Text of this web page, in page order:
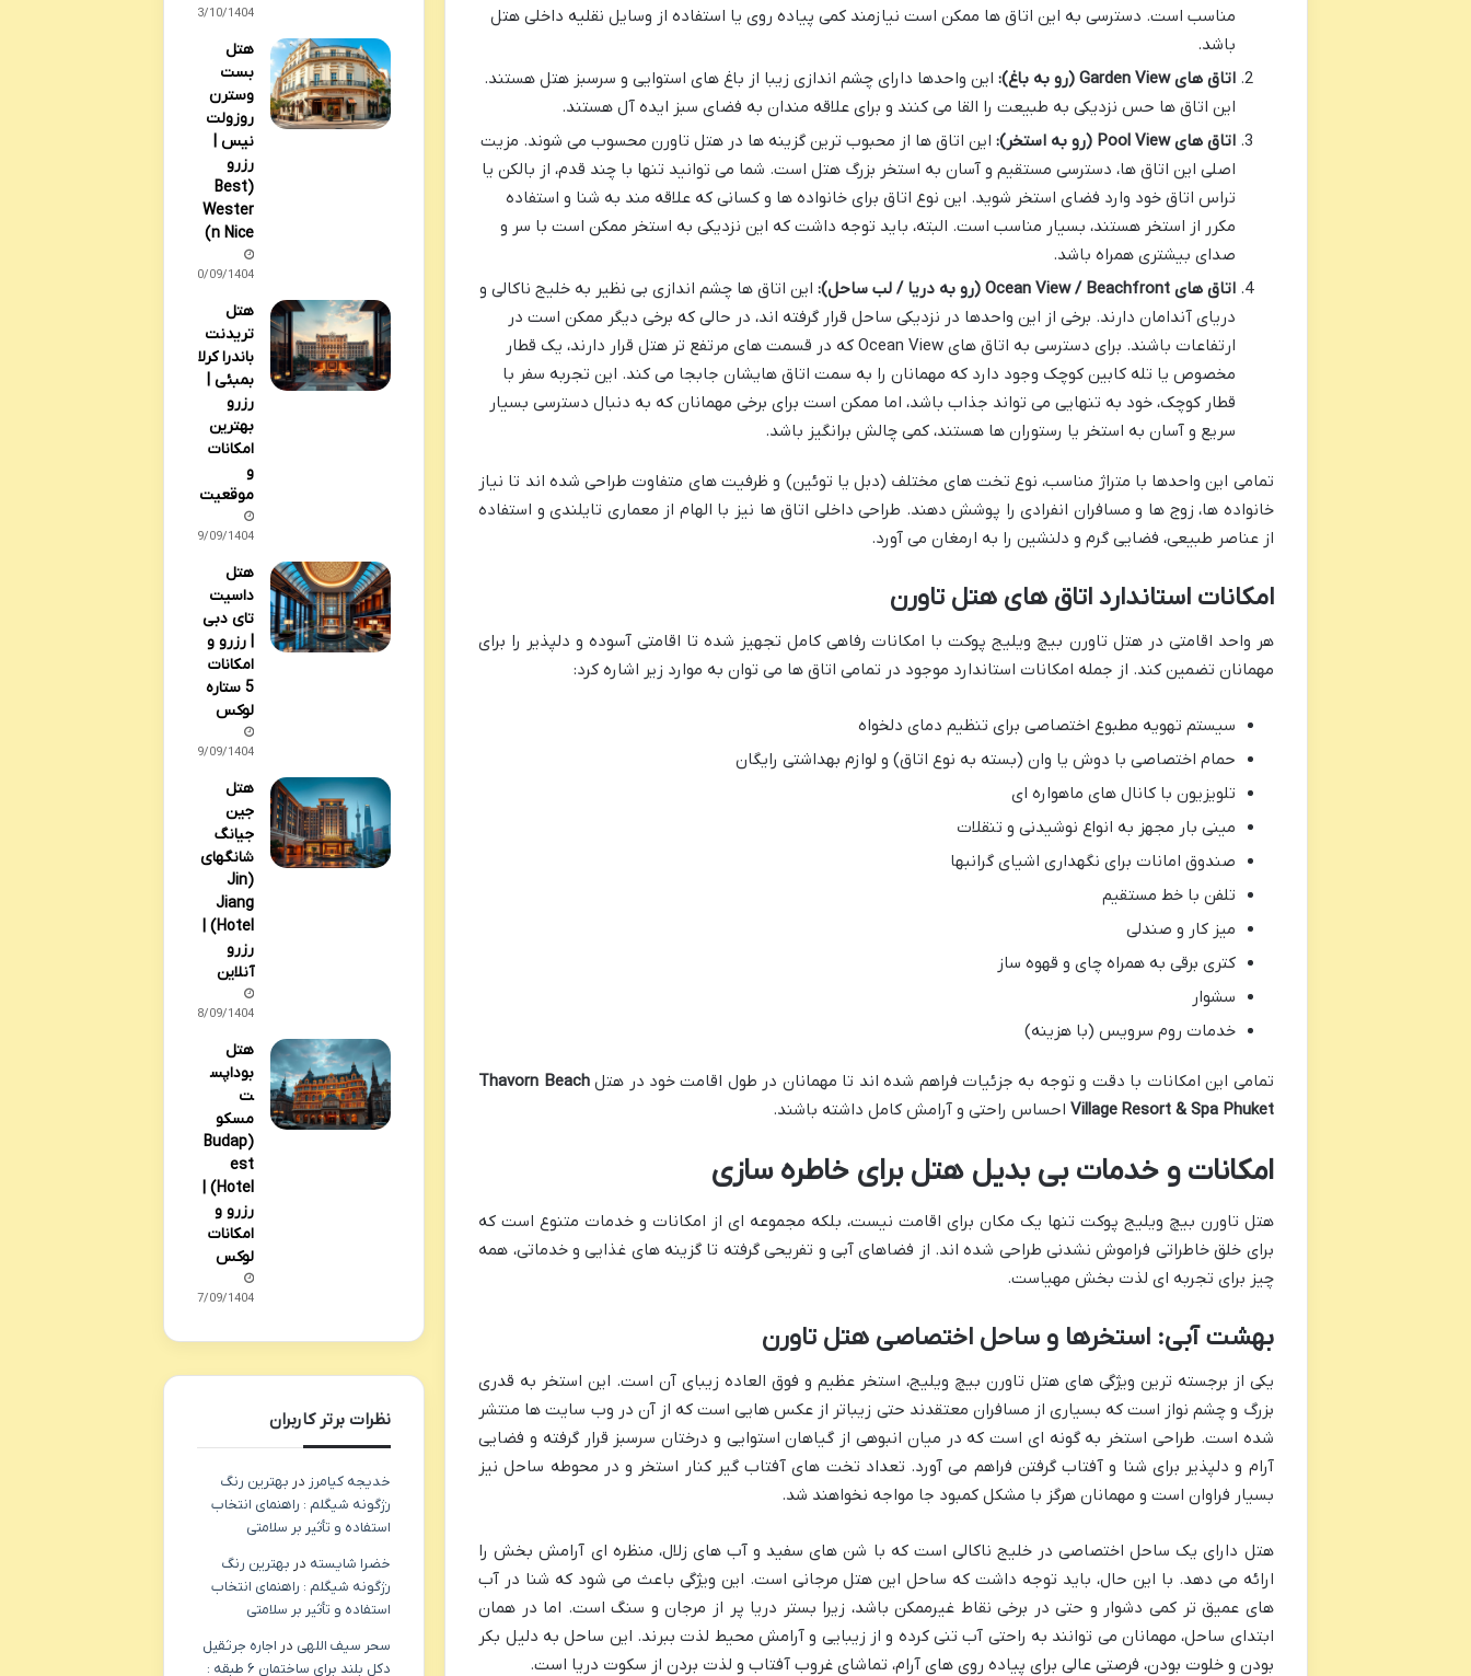
مناسب است. دسترسی به این اتاق ها ممکن است نیازمند کمی پیاده روی یا استفاده از وسایل نقلیه داخلی هتل
باشد.
اتاق های Garden View (رو به باغ):
این واحدها دارای چشم اندازی زیبا از باغ های استوایی و سرسبز هتل هستند.
این اتاق ها حس نزدیکی به طبیعت را القا می کنند و برای علاقه مندان به فضای سبز ایده آل هستند.
اتاق های Pool View (رو به استخر):
این اتاق ها از محبوب ترین گزینه ها در هتل تاورن محسوب می شوند. مزیت
اصلی این اتاق ها، دسترسی مستقیم و آسان به استخر بزرگ هتل است. شما می توانید تنها با چند قدم، از بالکن یا
تراس اتاق خود وارد فضای استخر شوید. این نوع اتاق برای خانواده ها و کسانی که علاقه مند به شنا و استفاده
مکرر از استخر هستند، بسیار مناسب است. البته، باید توجه داشت که این نزدیکی به استخر ممکن است با سر و
صدای بیشتری همراه باشد.
اتاق های Ocean View / Beachfront (رو به دریا / لب ساحل):
این اتاق ها چشم اندازی بی نظیر به خلیج ناکالی و
دریای آندامان دارند. برخی از این واحدها در نزدیکی ساحل قرار گرفته اند، در حالی که برخی دیگر ممکن است در
ارتفاعات باشند. برای دسترسی به اتاق های Ocean View که در قسمت های مرتفع تر هتل قرار دارند، یک قطار
مخصوص یا تله کابین کوچک وجود دارد که مهمانان را به سمت اتاق هایشان جابجا می کند. این تجربه سفر با
قطار کوچک، خود به تنهایی می تواند جذاب باشد، اما ممکن است برای برخی مهمانان که به دنبال دسترسی بسیار
سریع و آسان به استخر یا رستوران ها هستند، کمی چالش برانگیز باشد.
تمامی این واحدها با متراژ مناسب، نوع تخت های مختلف (دبل یا توئین) و ظرفیت های متفاوت طراحی شده اند تا نیاز
خانواده ها، زوج ها و مسافران انفرادی را پوشش دهند. طراحی داخلی اتاق ها نیز با الهام از معماری تایلندی و استفاده
از عناصر طبیعی، فضایی گرم و دلنشین را به ارمغان می آورد.
امکانات استاندارد اتاق های هتل تاورن
هر واحد اقامتی در هتل تاورن بیچ ویلیج پوکت با امکانات رفاهی کامل تجهیز شده تا اقامتی آسوده و دلپذیر را برای
مهمانان تضمین کند. از جمله امکانات استاندارد موجود در تمامی اتاق ها می توان به موارد زیر اشاره کرد:
سیستم تهویه مطبوع اختصاصی برای تنظیم دمای دلخواه
حمام اختصاصی با دوش یا وان (بسته به نوع اتاق) و لوازم بهداشتی رایگان
تلویزیون با کانال های ماهواره ای
مینی بار مجهز به انواع نوشیدنی و تنقلات
صندوق امانات برای نگهداری اشیای گرانبها
تلفن با خط مستقیم
میز کار و صندلی
کتری برقی به همراه چای و قهوه ساز
سشوار
خدمات روم سرویس (با هزینه)
تمامی این امکانات با دقت و توجه به جزئیات فراهم شده اند تا مهمانان در طول اقامت خود در هتلThavorn Beach
Village Resort & Spa Phuket احساس راحتی و آرامش کامل داشته باشند.
امکانات و خدمات بی بدیل هتل برای خاطره سازی
هتل تاورن بیچ ویلیج پوکت تنها یک مکان برای اقامت نیست، بلکه مجموعه ای از امکانات و خدمات متنوع است که
برای خلق خاطراتی فراموش نشدنی طراحی شده اند. از فضاهای آبی و تفریحی گرفته تا گزینه های غذایی و خدماتی، همه
چیز برای تجربه ای لذت بخش مهیاست.
بهشت آبی: استخرها و ساحل اختصاصی هتل تاورن
یکی از برجسته ترین ویژگی های هتل تاورن بیچ ویلیج، استخر عظیم و فوق العاده زیبای آن است. این استخر به قدری
بزرگ و چشم نواز است که بسیاری از مسافران معتقدند حتی زیباتر از عکس هایی است که از آن در وب سایت ها منتشر
شده است. طراحی استخر به گونه ای است که در میان انبوهی از گیاهان استوایی و درختان سرسبز قرار گرفته و فضایی
آرام و دلپذیر برای شنا و آفتاب گرفتن فراهم می آورد. تعداد تخت های آفتاب گیر کنار استخر و در محوطه ساحل نیز
بسیار فراوان است و مهمانان هرگز با مشکل کمبود جا مواجه نخواهند شد.
هتل دارای یک ساحل اختصاصی در خلیج ناکالی است که با شن های سفید و آب های زلال، منظره ای آرامش بخش را
ارائه می دهد. با این حال، باید توجه داشت که ساحل این هتل مرجانی است. این ویژگی باعث می شود که شنا در آب
های عمیق تر کمی دشوار و حتی در برخی نقاط غیرممکن باشد، زیرا بستر دریا پر از مرجان و سنگ است. اما در همان
ابتدای ساحل، مهمانان می توانند به راحتی آب تنی کرده و از زیبایی و آرامش محیط لذت ببرند. این ساحل به دلیل بکر
بودن و خلوت بودن، فرصتی عالی برای پیاده روی های آرام، تماشای غروب آفتاب و لذت بردن از سکوت دریا است.
03/10/1404
هتل
بست
وسترن
روزولت
نیس |
رزرو
(Best
Wester
n Nice)
30/09/1404
هتل
تریدنت
باندرا کرلا
بمبئی |
رزرو
بهترین
امکانات
و
موقعیت
29/09/1404
هتل
داسیت
تای دبی
| رزرو و
امکانات
5 ستاره
لوکس
29/09/1404
هتل
جین
جیانگ
شانگهای
(Jin
Jiang
Hotel) |
رزرو
آنلاین
28/09/1404
هتل
بوداپس
ت
مسکو
(Budap
est
Hotel) |
رزرو و
امکانات
لوکس
27/09/1404
نظرات برتر کاربران
خدیجه کیامرز در بهترین رنگ
رژگونه شیگلم : راهنمای انتخاب
استفاده و تأثیر بر سلامتی
خضرا شایسته در بهترین رنگ
رژگونه شیگلم : راهنمای انتخاب
استفاده و تأثیر بر سلامتی
سحر سیف اللهی در اجاره جرثقیل
دکل بلند برای ساختمان ۶ طبقه :